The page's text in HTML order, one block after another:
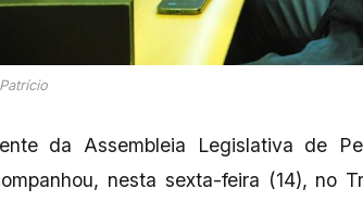
da Assembleia Legislativa de
nesta sexta-feira (14), no